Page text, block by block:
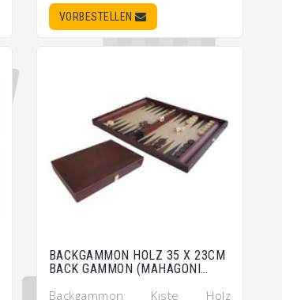
VORBESTELLEN
BACKGAMMON HOLZ 35 X 23CM
BACK GAMMON (MAHAGONI…
Backgammon Kiste Holz